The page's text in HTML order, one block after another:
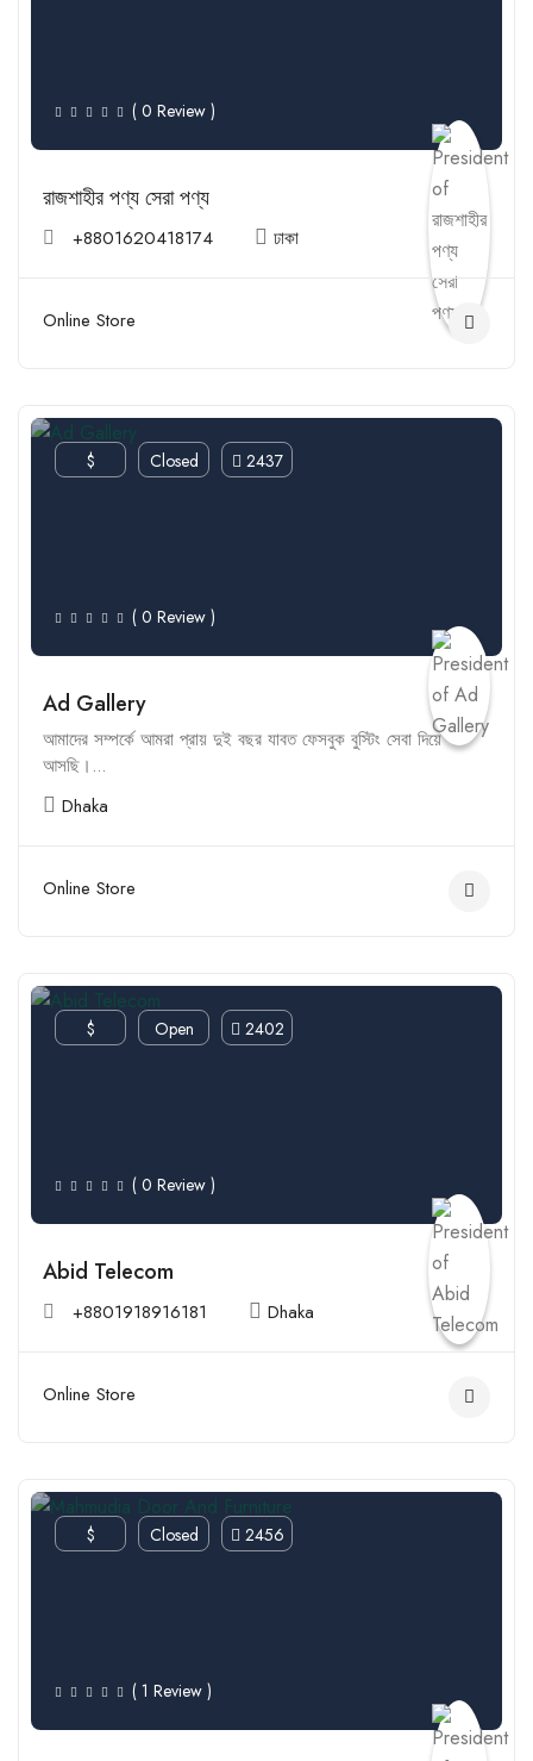
( 0 Review )
রাজশাহীর পণ্য সেরা পণ্য
+8801620418174 ঢাকা
Online Store
$ Closed 2437
( 0 Review )
Ad Gallery
আমাদের সম্পর্কে আমরা প্রায় দুই বছর যাবত ফেসবুক বুস্টিং সেবা দিয়ে
আসছি।...
Dhaka
Online Store
$ Open 2402
( 0 Review )
Abid Telecom
+8801918916181 Dhaka
Online Store
$ Closed 2456
( 1 Review )